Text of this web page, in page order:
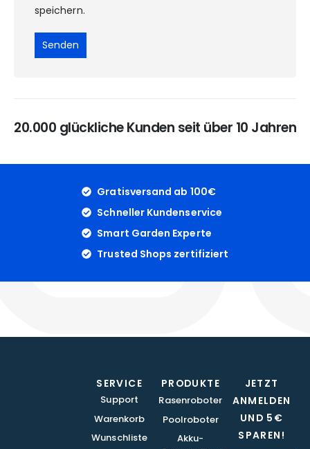
speichern.
20.000 glückliche Kunden seit über 10 Jahren
Gratisversand ab 100€
Schneller Kundenservice
Smart Garden Experte
Trusted Shops zertifiziert
JETZT
ANMELDEN
UND 5€
SPAREN!
SERVICE
Support
Warenkorb
Wunschliste
PRODUKTE
Rasenroboter
Poolroboter
Akku-